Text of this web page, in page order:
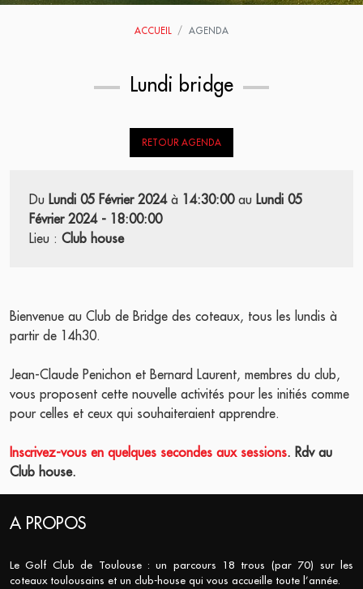
ACCUEIL AGENDA
Lundi bridge
RETOUR AGENDA
Du Lundi 05 Février 2024à 14:30:00au Lundi 05
Février 2024 - 18:00:00
Lieu : Club house
Bienvenue au Club de Bridge des coteaux, tous les lundis à
partir de 14h30.
Jean-Claude Penichon et Bernard Laurent, membres du club,
vous proposent cette nouvelle activités pour les initiés comme
pour celles et ceux qui souhaiteraient apprendre.
Inscrivez-vous en quelques secondes aux sessions. Rdv au
Club house.
A PROPOS
Le Golf Club de Toulouse : un parcours 18 trous (par 70) sur les
coteaux toulousains et un club-house qui vous accueille toute l’année.